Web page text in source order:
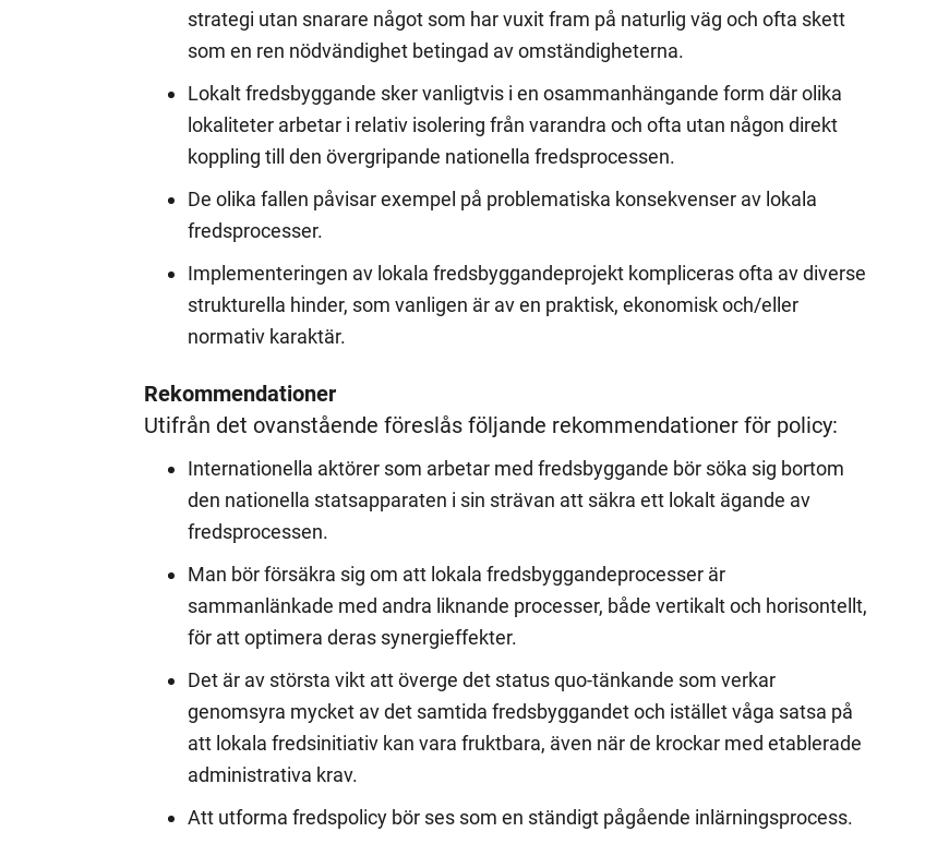
strategi utan snarare något som har vuxit fram på naturlig väg och ofta skett
som en ren nödvändighet betingad av omständigheterna.
Lokalt fredsbyggande sker vanligtvis i en osammanhängande form där olika
lokaliteter arbetar i relativ isolering från varandra och ofta utan någon direkt
koppling till den övergripande nationella fredsprocessen.
De olika fallen påvisar exempel på problematiska konsekvenser av lokala
fredsprocesser.
Implementeringen av lokala fredsbyggandeprojekt kompliceras ofta av diverse
strukturella hinder, som vanligen är av en praktisk, ekonomisk och/eller
normativ karaktär.
Rekommendationer
Utifrån det ovanstående föreslås följande rekommendationer för policy:
Internationella aktörer som arbetar med fredsbyggande bör söka sig bortom
den nationella statsapparaten i sin strävan att säkra ett lokalt ägande av
fredsprocessen.
Man bör försäkra sig om att lokala fredsbyggandeprocesser är
sammanlänkade med andra liknande processer, både vertikalt och horisontellt,
för att optimera deras synergieffekter.
Det är av största vikt att överge det status quo-tänkande som verkar
genomsyra mycket av det samtida fredsbyggandet och istället våga satsa på
att lokala fredsinitiativ kan vara fruktbara, även när de krockar med etablerade
administrativa krav.
Att utforma fredspolicy bör ses som en ständigt pågående inlärningsprocess.